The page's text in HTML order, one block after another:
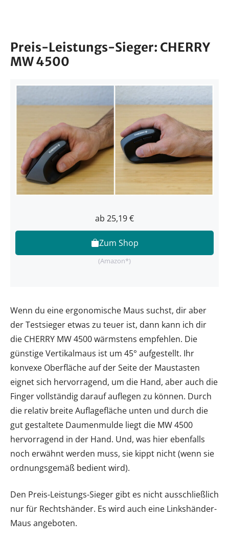
Preis-Leistungs-Sieger: CHERRY
MW 4500
ab 25,19 €
Zum Shop
(Amazon*)
Wenn du eine ergonomische Maus suchst, dir aber
der Testsieger etwas zu teuer ist, dann kann ich dir
die CHERRY MW 4500 wärmstens empfehlen. Die
günstige Vertikalmaus ist um 45° aufgestellt. Ihr
konvexe Oberfläche auf der Seite der Maustasten
eignet sich hervorragend, um die Hand, aber auch die
Finger vollständig darauf auflegen zu können. Durch
die relativ breite Auflagefläche unten und durch die
gut gestaltete Daumenmulde liegt die MW 4500
hervorragend in der Hand. Und, was hier ebenfalls
noch erwähnt werden muss, sie kippt nicht (wenn sie
ordnungsgemäß bedient wird).
Den Preis-Leistungs-Sieger gibt es nicht ausschließlich
nur für Rechtshänder. Es wird auch eine Linkshänder-
Maus angeboten.